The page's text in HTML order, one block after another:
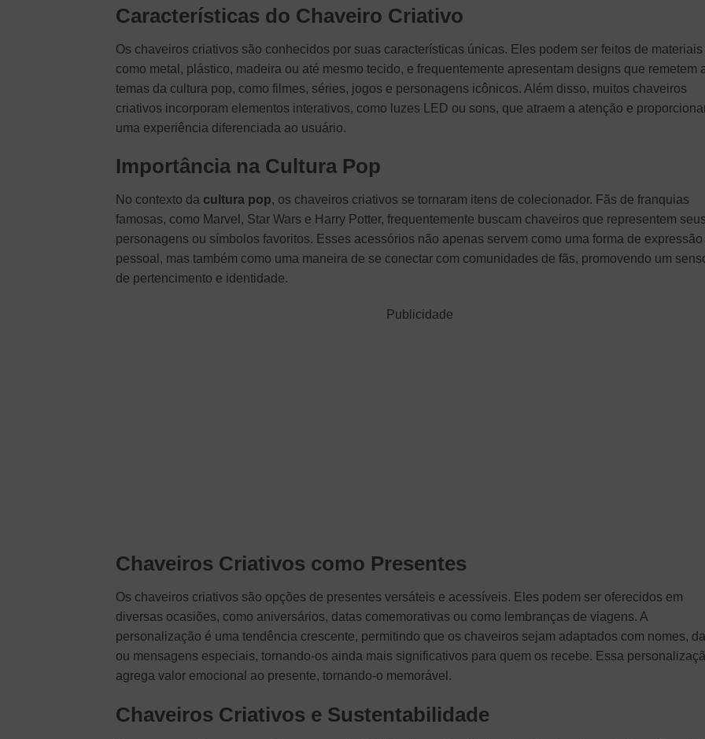
Características do Chaveiro Criativo
Os chaveiros criativos são conhecidos por suas características únicas. Eles podem ser feitos de materiais
como metal, plástico, madeira ou até mesmo tecido, e frequentemente apresentam designs que remetem
temas da cultura pop, como filmes, séries, jogos e personagens icônicos. Além disso, muitos chaveiros
criativos incorporam elementos interativos, como luzes LED ou sons, que atraem a atenção e
uma experiência diferenciada ao usuário.
Importância na Cultura Pop
No contexto da cultura pop, os chaveiros criativos se tornaram itens de colecionador. Fãs de franquias
famosas, como Marvel, Star Wars e Harry Potter, frequentemente buscam chaveiros que representem
personagens ou símbolos favoritos. Esses acessórios não apenas servem como uma forma de expressão
pessoal, mas também como uma maneira de se conectar com comunidades de fãs, promovendo um
de pertencimento e identidade.
Publicidade
Chaveiros Criativos como Presentes
Os chaveiros criativos são opções de presentes versáteis e acessíveis. Eles podem ser oferecidos em
diversas ocasiões, como aniversários, datas comemorativas ou como lembranças de viagens. A
personalização é uma tendência crescente, permitindo que os chaveiros sejam adaptados com nomes,
ou mensagens especiais, tornando-os ainda mais significativos para quem os recebe. Essa
agrega valor emocional ao presente, tornando-o memorável.
Chaveiros Criativos e Sustentabilidade